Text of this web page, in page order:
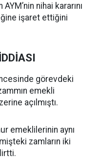
nihai kararını
işaret ettiğini
görevdeki
emekli
açılmıştı.
emeklilerinin aynı
zamların iki